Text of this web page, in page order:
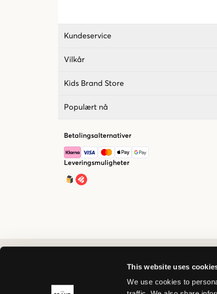
This website uses
We use cookies to
Kundeservice
Vilkår
Kids Brand Store
Populært nå
Betalingsalternativer
Leveringsmuligheter